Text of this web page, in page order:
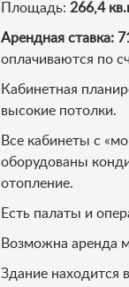
Площадь: 266,4
Арендная ставка:
оплачиваются по
Кабинетная
высокие потолки.
Все кабинеты с
оборудованы
отопление.
Есть палаты и
Возможна аренда
Здание находится